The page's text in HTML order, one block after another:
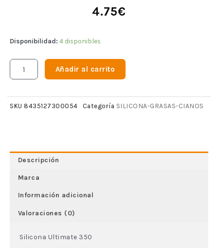
4.75€
Disponibilidad: 4 disponibles
Añadir al carrito
SKU 8435127300054 Categoría SILICONA-GRASAS-CIANOS
Descripción
Marca
Información adicional
Valoraciones (0)
Silicona Ultimate 350